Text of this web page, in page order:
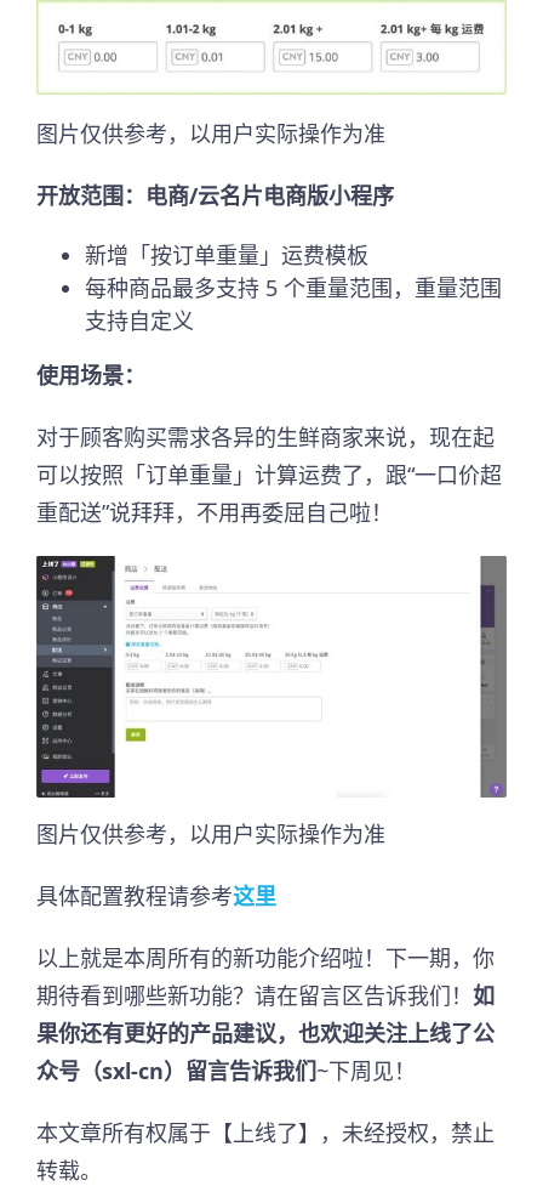
图片仅供参考，以用户实际操作为准
开放范围：电商/云名片电商版小程序
新增「按订单重量」运费模板
每种商品最多支持 5 个重量范围，重量范围
支持自定义
使用场景：
对于顾客购买需求各异的生鲜商家来说，现在起
可以按照「订单重量」计算运费了，跟“一口价超
重配送”说拜拜，不用再委屈自己啦！
图片仅供参考，以用户实际操作为准
具体配置教程请参考这里
以上就是本周所有的新功能介绍啦！下一期，你
期待看到哪些新功能？请在留言区告诉我们！ 如
果你还有更好的产品建议，也欢迎关注上线了公
众号（sxl-cn）留言告诉我们~下周见！
本文章所有权属于【上线了】，未经授权，禁止
转载。